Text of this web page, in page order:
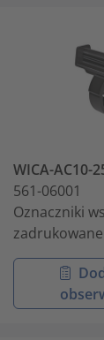
WICA-AC10-
561-06001
Oznaczniki
zadrukowane